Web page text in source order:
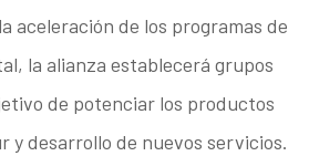
aceleración de los programas de
la alianza establecerá grupos
de potenciar los productos
y desarrollo de nuevos servicios.